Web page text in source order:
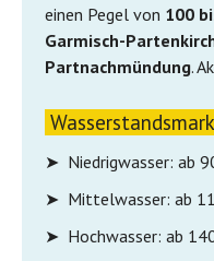
einen Pegel von 100
Garmisch-
Partnachmündung.
➤ Niedrigwasser: ab
➤ Mittelwasser: ab
➤ Hochwasser: ab